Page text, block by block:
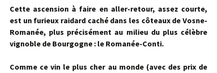
Cette ascension à faire en aller-retour, assez courte,
est un furieux raidard caché dans les côteaux de Vosne-
Romanée, plus précisément au milieu du plus célèbre
vignoble de Bourgogne : le Romanée-Conti.
Comme ce vin le plus cher au monde (avec des prix de